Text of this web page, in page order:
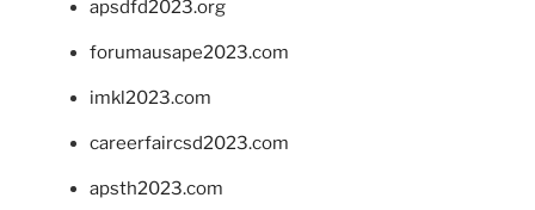
apsdfd2023.org
forumausape2023.com
imkl2023.com
careerfaircsd2023.com
apsth2023.com